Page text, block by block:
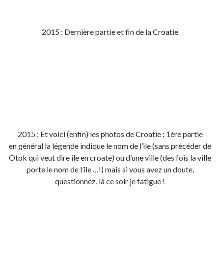
2015 : Dernière partie et fin de la Croatie
2015 : Et voici (enfin) les photos de Croatie : 1ère partie
en général la légende indique le nom de l’ile (sans précéder de
Otok qui veut dire ile en croate) ou d’une ville (des fois la ville
porte le nom de l’ile …!) mais si vous avez un doute,
questionnez, là ce soir je fatigue !